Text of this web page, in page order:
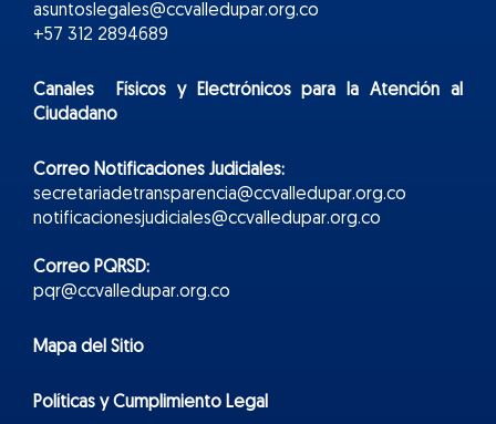
asuntoslegales@ccvalledupar.org.co
+57 312 2894689
Canales Físicos yElectrónicospara la Atención al
Ciudadano
Correo Notificaciones Judiciales:
secretariadetransparencia@ccvalledupar.org.co
notificacionesjudiciales@ccvalledupar.org.co
Correo PQRSD:
pqr@ccvalledupar.org.co
Mapa del Sitio
Políticas y Cumplimiento Legal